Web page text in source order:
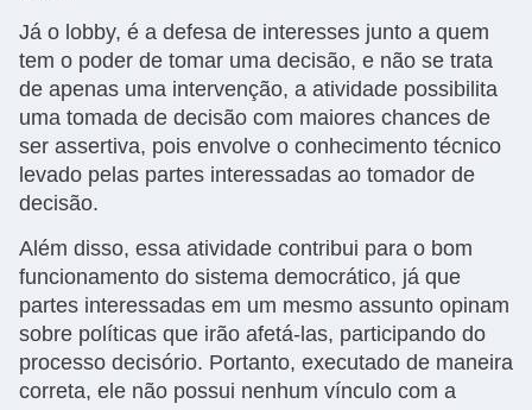
Já o lobby, é a defesa de interesses junto a quem
tem o poder de tomar uma decisão, e não se trata
de apenas uma intervenção, a atividade possibilita
uma tomada de decisão com maiores chances de
ser assertiva, pois envolve o conhecimento técnico
levado pelas partes interessadas ao tomador de
decisão.
Além disso, essa atividade contribui para o bom
funcionamento do sistema democrático, já que
partes interessadas em um mesmo assunto opinam
sobre políticas que irão afetá-las, participando do
processo decisório. Portanto, executado de maneira
correta, ele não possui nenhum vínculo com a